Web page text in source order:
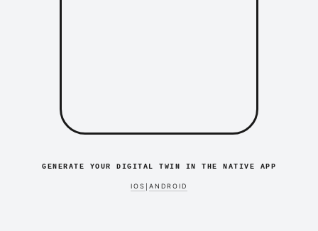
GENERATE YOUR DIGITAL TWIN IN THE NATIVE APP
IOS ANDROID